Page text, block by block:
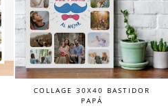
COLLAGE 30X40 BASTIDOR
PAPÁ